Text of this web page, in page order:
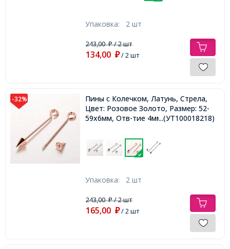
Упаковка: 2 шт
243,00₽/ 2 шт
134,00 ₽/ 2 шт
-32%
Пины с Колечком, Латунь, Стрела,
Цвет: Розовое Золото, Размер: 52-
59х6мм, Отв-тие 4мм, Пин: 1.4мм,
...(УТ100018218)
Упаковка: 2 шт
243,00₽/ 2 шт
165,00 ₽/ 2 шт